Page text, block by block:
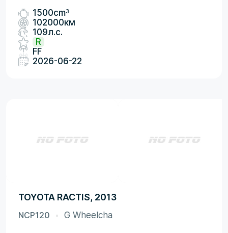
1500cm3
102000км
109л.с.
R
FF
2026-06-22
TOYOTA RACTIS, 2013
NCP120 G Wheelcha